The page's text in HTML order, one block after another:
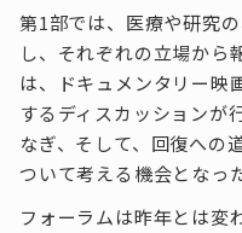
第1部では、医療や研究
し、それぞれの立場から
は、ドキュメンタリー
するディスカッションが
なぎ、そして、回復への
ついて考える機会となっ
フォーラムは昨年とは変